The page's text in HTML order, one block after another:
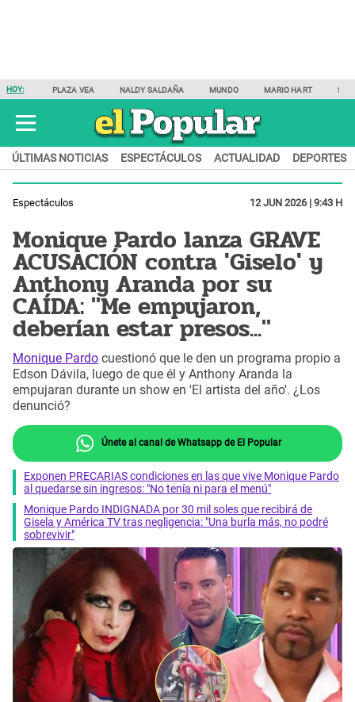
HOY: PLAZA VEA NALDY SALDAÑA MUNDO MARIO HART
ÚLTIMAS NOTICIAS ESPECTÁCULOS ACTUALIDAD DEPORTES
Espectáculos 12 JUN 2026 | 9:43 H
Monique Pardo lanza GRAVE
ACUSACIÓN contra 'Giselo' y
Anthony Aranda por su
CAÍDA: "Me empujaron,
deberían estar presos..."
Monique Pardo cuestionó que le den un programa propio a
Edson Dávila, luego de que él y Anthony Aranda la
empujaran durante un show en 'El artista del año'. ¿Los
denunció?
Únete al canal de Whatsapp de El Popular
Exponen PRECARIAS condiciones en las que vive Monique Pardo
al quedarse sin ingresos: "No tenía ni para el menú"
Monique Pardo INDIGNADA por 30 mil soles que recibirá de
Gisela y América TV tras negligencia: "Una burla más, no podré
sobrevivir"